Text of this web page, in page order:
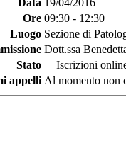
Data 19/04/2016
Ore 09:30 - 12:30
Luogo Sezione di
Dott.ssa
Stato
Iscrizioni
appelli Al momento non